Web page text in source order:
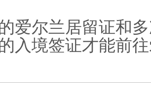
爱尔兰居留证和
入境签证才能前